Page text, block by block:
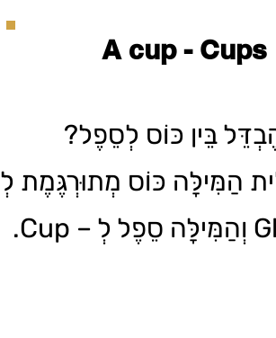
A cup - Cups
בֵּין כּוֹס לְסֵפֶל?
הַמִּילָּה כּוֹס מְתוּרְגֶּמֶת לְ